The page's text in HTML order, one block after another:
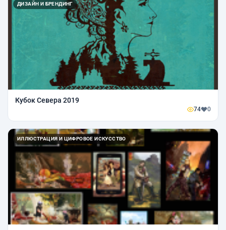
ДИЗАЙН И БРЕНДИНГ
Кубок Севера 2019
74 0
ИЛЛЮСТРАЦИЯ И ЦИФРОВОЕ ИСКУССТВО